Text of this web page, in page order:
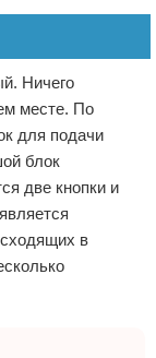
Ничего
месте. По
для подачи
блок
две кнопки и
в